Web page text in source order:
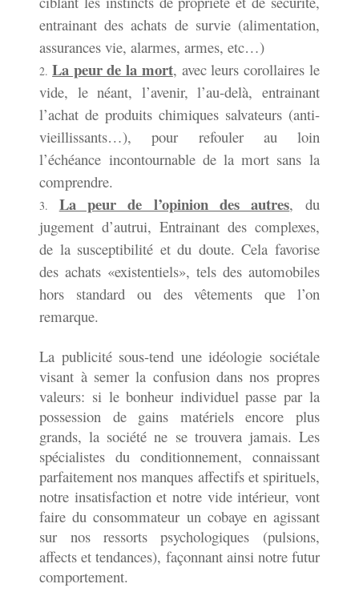
entrainant des achats de survie (alimentation,
assurances vie, alarmes, armes, etc…)
La peur de la mort, avec leurs corollaires le
vide, le néant, l’avenir, l’au-delà, entrainant
l’achat de produits chimiques salvateurs (anti-
vieillissants…), pour refouler au loin
l’échéance incontournable de la mort sans la
comprendre.
La peur de l’opinion des autres, du
jugement d’autrui, Entrainant des complexes,
de la susceptibilité et du doute. Cela favorise
des achats «existentiels», tels des automobiles
hors standard ou des vêtements que l’on
remarque.
La publicité sous-tend une idéologie sociétale
visant à semer la confusion dans nos propres
valeurs: si le bonheur individuel passe par la
possession de gains matériels encore plus
grands, la société ne se trouvera jamais. Les
spécialistes du conditionnement, connaissant
parfaitement nos manques affectifs et spirituels,
notre insatisfaction et notre vide intérieur, vont
faire du consommateur un cobaye en agissant
sur nos ressorts psychologiques (pulsions,
affects et tendances), façonnant ainsi notre futur
comportement.